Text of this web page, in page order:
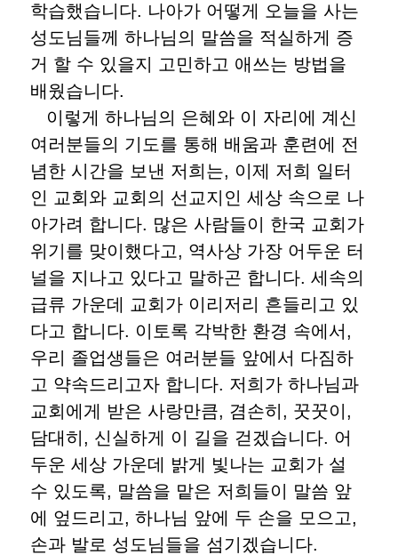
학습했습니다. 나아가 어떻게 오늘을 사는
성도님들께 하나님의 말씀을 적실하게 증
거 할 수 있을지 고민하고 애쓰는 방법을
배웠습니다.
이렇게 하나님의 은혜와 이 자리에 계신
여러분들의 기도를 통해 배움과 훈련에 전
념한 시간을 보낸 저희는, 이제 저희 일터
인 교회와 교회의 선교지인 세상 속으로 나
아가려 합니다. 많은 사람들이 한국 교회가
위기를 맞이했다고, 역사상 가장 어두운 터
널을 지나고 있다고 말하곤 합니다. 세속의
급류 가운데 교회가 이리저리 흔들리고 있
다고 합니다. 이토록 각박한 환경 속에서,
우리 졸업생들은 여러분들 앞에서 다짐하
고 약속드리고자 합니다. 저희가 하나님과
교회에게 받은 사랑만큼, 겸손히, 꿋꿋이,
담대히, 신실하게 이 길을 걷겠습니다. 어
두운 세상 가운데 밝게 빛나는 교회가 설
수 있도록, 말씀을 맡은 저희들이 말씀 앞
에 엎드리고, 하나님 앞에 두 손을 모으고,
손과 발로 성도님들을 섬기겠습니다.